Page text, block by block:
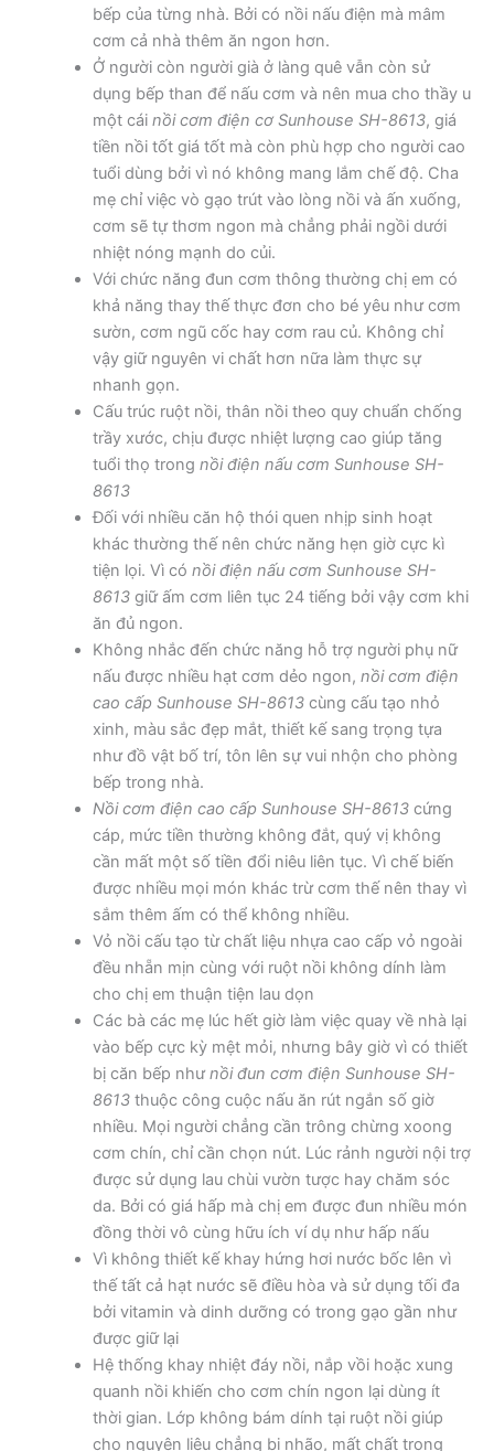
bếp của từng nhà. Bởi có nồi nấu điện mà mâm
cơm cả nhà thêm ăn ngon hơn.
Ở người còn người già ở làng quê vẫn còn sử
dụng bếp than để nấu cơm và nên mua cho thầy u
một cái nồi cơm điện cơ Sunhouse SH-8613, giá
tiền nồi tốt giá tốt mà còn phù hợp cho người cao
tuổi dùng bởi vì nó không mang lắm chế độ. Cha
mẹ chỉ việc vò gạo trút vào lòng nồi và ấn xuống,
cơm sẽ tự thơm ngon mà chẳng phải ngồi dưới
nhiệt nóng mạnh do củi.
Với chức năng đun cơm thông thường chị em có
khả năng thay thế thực đơn cho bé yêu như cơm
sườn, cơm ngũ cốc hay cơm rau củ. Không chỉ
vậy giữ nguyên vi chất hơn nữa làm thực sự
nhanh gọn.
Cấu trúc ruột nồi, thân nồi theo quy chuẩn chống
trầy xước, chịu được nhiệt lượng cao giúp tăng
tuổi thọ trong nồi điện nấu cơm Sunhouse SH-
8613
Đối với nhiều căn hộ thói quen nhịp sinh hoạt
khác thường thế nên chức năng hẹn giờ cực kì
tiện lọi. Vì có nồi điện nấu cơm Sunhouse SH-
8613giữ ấm cơm liên tục 24 tiếng bởi vậy cơm khi
ăn đủ ngon.
Không nhắc đến chức năng hỗ trợ người phụ nữ
nấu được nhiều hạt cơm dẻo ngon, nồi cơm điện
cao cấp Sunhouse SH-8613cùng cấu tạo nhỏ
xinh, màu sắc đẹp mắt, thiết kế sang trọng tựa
như đồ vật bố trí, tôn lên sự vui nhộn cho phòng
bếp trong nhà.
Nồi cơm điện cao cấp Sunhouse SH-8613cứng
cáp, mức tiền thường không đắt, quý vị không
cần mất một số tiền đổi niêu liên tục. Vì chế biến
được nhiều mọi món khác trừ cơm thế nên thay vì
sắm thêm ấm có thể không nhiều.
Vỏ nồi cấu tạo từ chất liệu nhựa cao cấp vỏ ngoài
đều nhẵn mịn cùng với ruột nồi không dính làm
cho chị em thuận tiện lau dọn
Các bà các mẹ lúc hết giờ làm việc quay về nhà lại
vào bếp cực kỳ mệt mỏi, nhưng bây giờ vì có thiết
bị căn bếp nhưnồi đun cơm điện Sunhouse SH-
8613thuộc công cuộc nấu ăn rút ngắn số giờ
nhiều. Mọi người chẳng cần trông chừng xoong
cơm chín, chỉ cần chọn nút. Lúc rảnh người nội trợ
được sử dụng lau chùi vườn tược hay chăm sóc
da. Bởi có giá hấp mà chị em được đun nhiều món
đồng thời vô cùng hữu ích ví dụ như hấp nấu
Vì không thiết kế khay hứng hơi nước bốc lên vì
thế tất cả hạt nước sẽ điều hòa và sử dụng tối đa
bởi vitamin và dinh dưỡng có trong gạo gần như
được giữ lại
Hệ thống khay nhiệt đáy nồi, nắp vồi hoặc xung
quanh nồi khiến cho cơm chín ngon lại dùng ít
thời gian. Lớp không bám dính tại ruột nồi giúp
cho nguyên liệu chẳng bị nhão, mất chất trong